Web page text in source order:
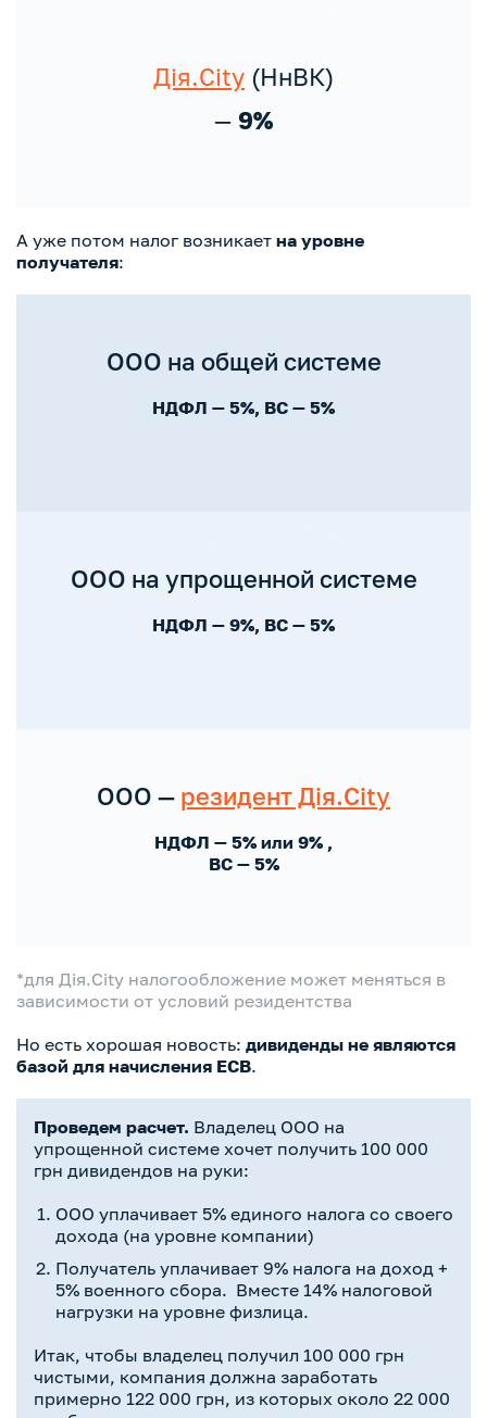
Дія.City (НнВК)
— 9%
А уже потом налог возникает на уровне
получателя:
ООО на общей системе
НДФЛ — 5%, ВС — 5%
ООО на упрощенной системе
НДФЛ — 9%, ВС — 5%
ООО — резидент Дія.City
НДФЛ — 5% или 9% ,
ВС — 5%
*для Дія.City налогообложение может меняться в
зависимости от условий резидентства
Но есть хорошая новость: дивиденды не являются
базой для начисления ЕСВ.
Проведем расчет. Владелец ООО на
упрощенной системе хочет получить 100 000
грн дивидендов на руки:
ООО уплачивает 5% единого налога со своего
дохода (на уровне компании)
Получатель уплачивает 9% налога на доход +
5% военного сбора. Вместе 14% налоговой
нагрузки на уровне физлица.
Итак, чтобы владелец получил 100 000 грн
чистыми, компания должна заработать
примерно 122 000 грн, из которых около 22 000